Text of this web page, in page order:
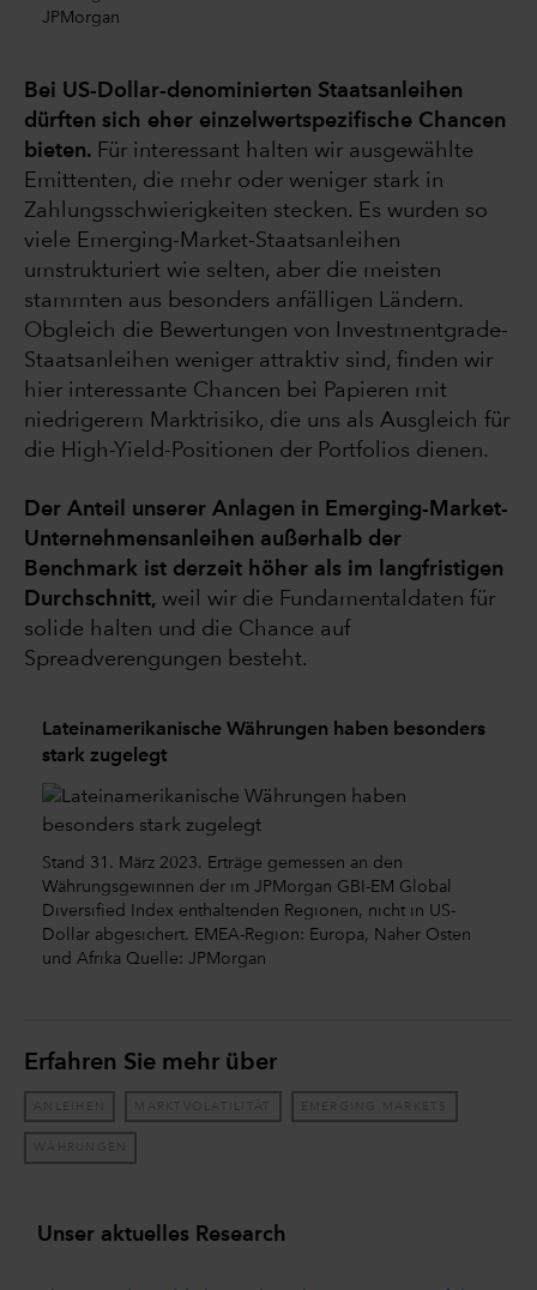
JPMorgan
Bei US-Dollar-denominierten Staatsanleihen
dürften sich eher einzelwertspezifische Chancen
bieten. Für interessant halten wir ausgewählte
Emittenten, die mehr oder weniger stark in
Zahlungsschwierigkeiten stecken. Es wurden so
viele Emerging-Market-Staatsanleihen
umstrukturiert wie selten, aber die meisten
stammten aus besonders anfälligen Ländern.
Obgleich die Bewertungen von Investmentgrade-
Staatsanleihen weniger attraktiv sind, finden wir
hier interessante Chancen bei Papieren mit
niedrigerem Marktrisiko, die uns als Ausgleich für
die High-Yield-Positionen der Portfolios dienen.
Der Anteil unserer Anlagen in Emerging-Market-
Unternehmensanleihen außerhalb der
Benchmark ist derzeit höher als im langfristigen
Durchschnitt, weil wir die Fundamentaldaten für
solide halten und die Chance auf
Spreadverengungen besteht.
Lateinamerikanische Währungen haben besonders
stark zugelegt
Stand 31. März 2023. Erträge gemessen an den
Währungsgewinnen der im JPMorgan GBI-EM Global
Diversified Index enthaltenden Regionen, nicht in US-
Dollar abgesichert. EMEA-Region: Europa, Naher Osten
und Afrika Quelle: JPMorgan
Erfahren Sie mehr über
ANLEIHEN MARKTVOLATILITÄT EMERGING MARKETS
WÄHRUNGEN
Unser aktuelles Research